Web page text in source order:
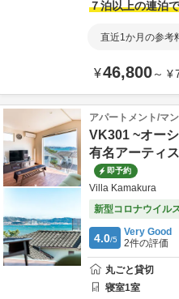
７泊以上の連泊で
直近1か月の参考
¥46,800～ ¥
アパートメント/マ
VK301 ~オー
有名アーティ
即予約
Villa Kamakura
新型コロナウイル
4.0/5
Very Good
2件の評価
丸ごと貸切
寝室1室